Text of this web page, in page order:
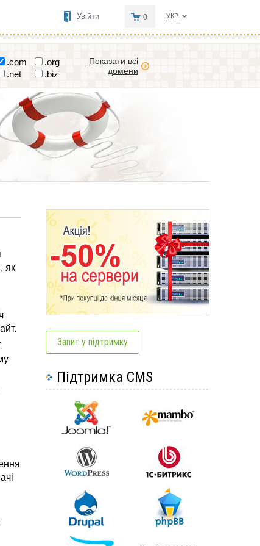
УКР
0
Увійти
.com
.org
.net .biz
Показати всі
домени
як
Запит у підтримку
Підтримка CMS